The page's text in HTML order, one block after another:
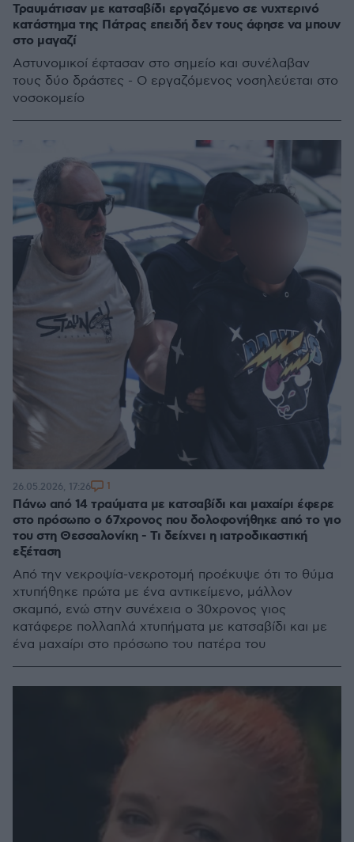
Τραυμάτισαν με κατσαβίδι εργαζόμενο σε νυχτερινό
κατάστημα της Πάτρας επειδή δεν τους άφησε να μπουν
στο μαγαζί
Αστυνομικοί έφτασαν στο σημείο και συνέλαβαν
τους δύο δράστες - Ο εργαζόμενος νοσηλεύεται στο
νοσοκομείο
Πάνω από 14 τραύματα με κατσαβίδι και μαχαίρι έφερε
στο πρόσωπο ο 67χρονος που δολοφονήθηκε από το γιο
του στη Θεσσαλονίκη - Τι δείχνει η ιατροδικαστική
εξέταση
Από την νεκροψία-νεκροτομή προέκυψε ότι το θύμα
χτυπήθηκε πρώτα με ένα αντικείμενο, μάλλον
σκαμπό, ενώ στην συνέχεια ο 30χρονος γιος
κατάφερε πολλαπλά χτυπήματα με κατσαβίδι και με
ένα μαχαίρι στο πρόσωπο του πατέρα του
26.05.2026, 17:26 1